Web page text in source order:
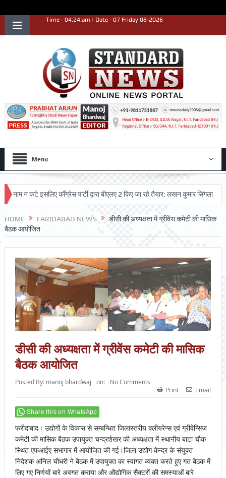
Time - 04:24:am | Date - 07 Friday 08-2026
Menu
न कटे इसलिए काँग्रेस पार्टी द्वारा बीएलए 2 किए जा रहे तैयार: लखन कुमार सिंगला
HOME FARIDABAD NEWS
डीसी की अध्यक्षता में ग्रीवेंस कमेटी की मासिक
बैठक आयोजित
डीसी की अध्यक्षता में ग्रीवेंस कमेटी की मासिक
बैठक आयोजित
Posted By: manoj bhardwaj on:
No Comments
Print
Email
Share this on WhatsApp
फरीदाबाद। उद्योगों के विकास से सम्बन्धित जिलास्तरीय क्लीयरेन्स एवं ग्रीवेन्सिज
कमेटी की मासिक बैठक उपायुक्त चन्द्रशेखर की अध्यक्षता में स्थानीय बाटा चौक
स्थित एफआईए सभागार में आयोजित की गई।जिला उद्योग केन्द्र के संयुक्त
निदेशक अनिल चौधरी ने बैठक में उपायुक्त का स्वागत व्यक्त करते हुए गत बैठक में
लिए गए निर्णयों बारे अवगत कराया और औद्योगिक सैक्टरों की समस्याओं बारे